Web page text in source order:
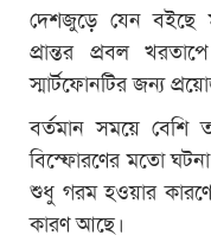
দেশজুড়ে যেন বইছে
প্রান্তর প্রবল
স্মার্টফোনটির জন্য
বর্তমান সময়ে বেশি
বিস্ফোরণের মতো
শুধু গরম হওয়ার
কারণ আছে।